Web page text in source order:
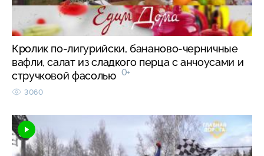
Кролик по-лигурийски, бананово-черничные
вафли, салат из сладкого перца с анчоусами и
стручковой фасолью 0+
3060